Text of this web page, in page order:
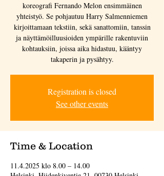
koreografi Fernando Melon ensimmäinen
yhteistyö. Se pohjautuu Harry Salmenniemen
kirjoittamaan tekstiin, sekä sanattomiin, tanssin
ja näyttämöilluusioiden ympärille rakentuviin
kohtauksiin, joissa aika hidastuu, kääntyy
takaperin ja pysähtyy.
Registration is closed
See other events
Time & Location
11.4.2025 klo 8.00 – 14.00